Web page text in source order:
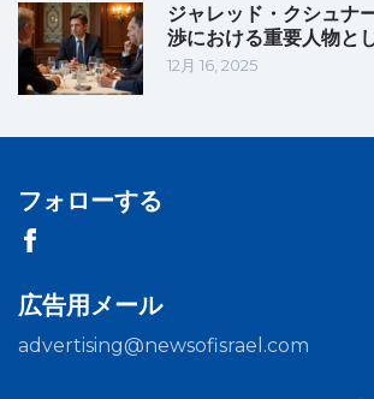
ジャレッド・クシュナ
渉における重要人物と
12月 16, 2025
フォローする
広告用メール
advertising@newsofisrael.com